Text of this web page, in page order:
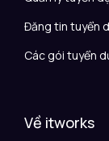
Đăng tin tuyển
Các gói tuyển
Về itworks